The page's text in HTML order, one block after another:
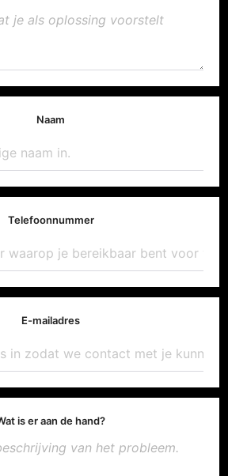
Naam
Telefoonnummer
E-mailadres
is er aan de hand?